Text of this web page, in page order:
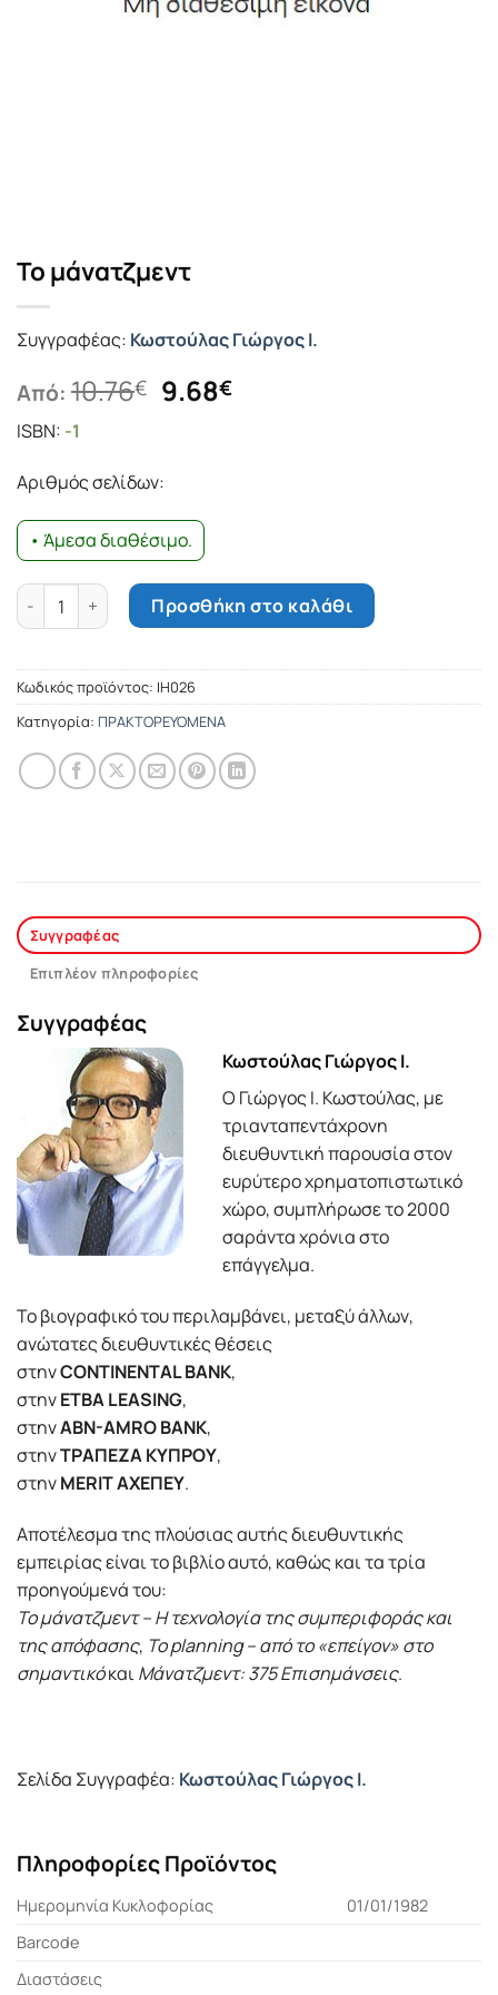
Το μάνατζμεντ
Συγγραφέας: Κωστούλας Γιώργος Ι.
Από: 10.76€ Original
9.68€Η
ISBN: -1
Αριθμός σελίδων:
• Άμεσα διαθέσιμο.
Το μάνατζμεντ ποσότηταΠροσθήκη στο καλάθι
Κωδικός προϊόντος: ΙΗ026
Κατηγορία: ΠΡΑΚΤΟΡΕΥΟΜΕΝΑ
Συγγραφέας
Επιπλέον πληροφορίες
Συγγραφέας
Κωστούλας Γιώργος Ι.
Ο Γιώργος Ι. Κωστούλας, με
τριανταπεντάχρονη
διευθυντική παρουσία στον
ευρύτερο χρηματοπιστωτικό
χώρο, συμπλήρωσε το 2000
σαράντα χρόνια στο
επάγγελμα.
Το βιογραφικό του περιλαμβάνει, μεταξύ άλλων,
ανώτατες διευθυντικές θέσεις
στηνCONTINENTAL BANK,
στηνETBA LEASING,
στηνABN-AMRO BANK,
στηνΤΡΑΠΕΖΑ ΚΥΠΡΟΥ,
στηνMERIT ΑΧΕΠΕΥ.
Αποτέλεσμα της πλούσιας αυτής διευθυντικής
εμπειρίας είναι το βιβλίο αυτό, καθώς και τα τρία
προηγούμενά του:
Το μάνατζμεντ – Η τεχνολογία της συμπεριφοράς και
της απόφασης, To planning – από το «επείγον» στο
σημαντικόκαι Μάνατζμεντ: 375 Επισημάνσεις.
Σελίδα Συγγραφέα: Κωστούλας Γιώργος Ι.
Πληροφορίες Προϊόντος
Ημερομηνία Κυκλοφορίας
01/01/1982
Barcode
Διαστάσεις